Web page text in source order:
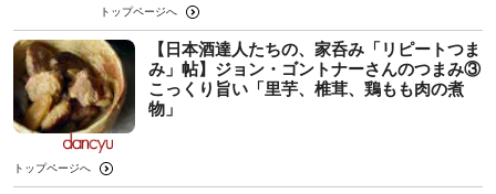
トップページへ
【日本酒達人たちの、家呑み「リピートつま
み」帖】ジョン・ゴントナーさんのつまみ③
こっくり旨い「里芋、椎茸、鶏もも肉の煮
物」
トップページへ